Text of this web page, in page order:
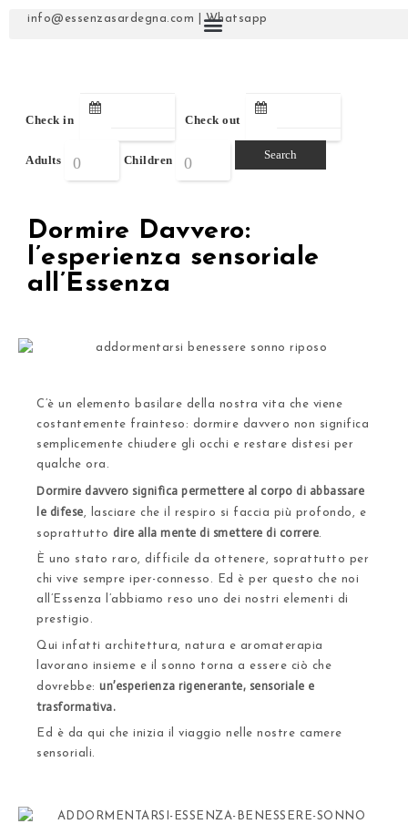
info@essenzasardegna.com |Whatsapp
Check in Check out
Adults Children
Dormire Davvero:
l’esperienza sensoriale
all’Essenza
C’è un elemento basilare della nostra vita che viene
costantemente frainteso: dormire davvero non significa
semplicemente chiudere gli occhi e restare distesi per
qualche ora.
Dormire davvero significa permettere al corpo di abbassare
le difese , lasciare che il respiro si faccia più profondo, e
soprattutto dire alla mente di smettere di correre
È uno stato raro, difficile da ottenere, soprattutto per
chi vive sempre iper-connesso. Ed è per questo che noi
all’Essenza l’abbiamo reso uno dei nostri elementi di
prestigio.
Qui infatti architettura, natura e aromaterapia
lavorano insieme e il sonno torna a essere ciò che
dovrebbe: un’esperienza rigenerante, sensoriale e
trasformativa.
Ed è da qui che inizia il viaggio nelle nostre camere
sensoriali.